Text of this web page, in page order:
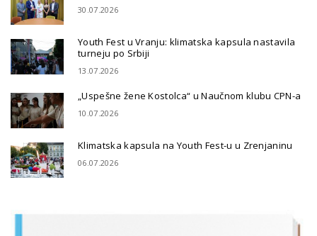
30.07.2026
Youth Fest u Vranju: klimatska kapsula nastavila
turneju po Srbiji
13.07.2026
„Uspešne žene Kostolca“ u Naučnom klubu CPN-a
10.07.2026
Klimatska kapsula na Youth Fest-u u Zrenjaninu
06.07.2026